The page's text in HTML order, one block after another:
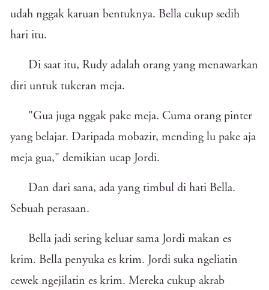
udah nggak karuan bentuknya. Bella cukup sedih
hari itu.
Di saat itu, Rudy adalah orang yang menawarkan
diri untuk tukeran meja.
"Gua juga nggak pake meja. Cuma orang pinter
yang belajar. Daripada mobazir, mending lu pake aja
meja gua," demikian ucap Jordi.
Dan dari sana, ada yang timbul di hati Bella.
Sebuah perasaan.
Bella jadi sering keluar sama Jordi makan es
krim. Bella penyuka es krim. Jordi suka ngeliatin
cewek ngejilatin es krim. Mereka cukup akrab